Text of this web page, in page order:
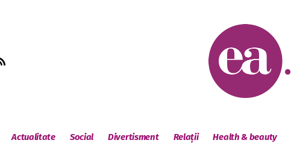
Actualitate Social Divertisment Relații Health & beauty